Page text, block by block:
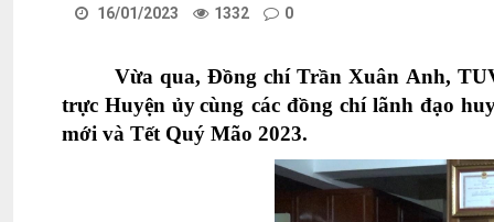
16/01/2023 1332 0
Vừa qua,Đồng chí Trần Xuân Anh,
trực Huyện ủy cùng các đồng chílãnh đạo
mới và Tết Quý Mão 2023.